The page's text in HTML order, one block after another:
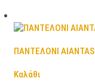
ΠΑΝΤΕΛΟΝΙ AIANTAS
Καλάθι